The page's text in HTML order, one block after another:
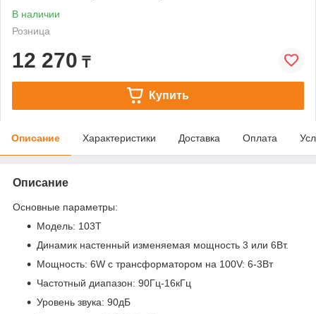
В наличии
Розница
12 270 ₸
Купить
Описание Характеристики Доставка Оплата
Описание
Основные параметры:
Модель: 103T
Динамик настенный изменяемая мощность 3 или 6Вт.
Мощность: 6W с трансформатором на 100V: 6-3Вт
Частотный диапазон: 90Гц-16кГц
Уровень звука: 90дБ